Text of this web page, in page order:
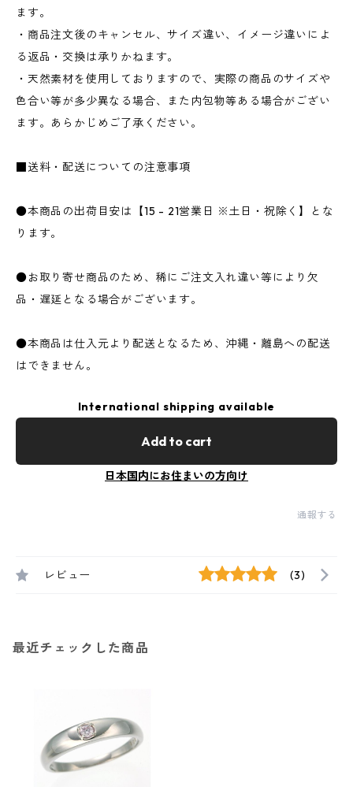
ます。
・商品注文後のキャンセル、サイズ違い、イメージ違いによ
る返品・交換は承りかねます。
・天然素材を使用しておりますので、実際の商品のサイズや
色合い等が多少異なる場合、また内包物等ある場合がござい
ます。あらかじめご了承ください。
■送料・配送についての注意事項
●本商品の出荷目安は【15 - 21営業日 ※土日・祝除く】とな
ります。
●お取り寄せ商品のため、稀にご注文入れ違い等により欠
品・遅延となる場合がございます。
●本商品は仕入元より配送となるため、沖縄・離島への配送
はできません。
International shipping available
Add to cart
日本国内にお住まいの方向け
通報する
レビュー (3)
最近チェックした商品